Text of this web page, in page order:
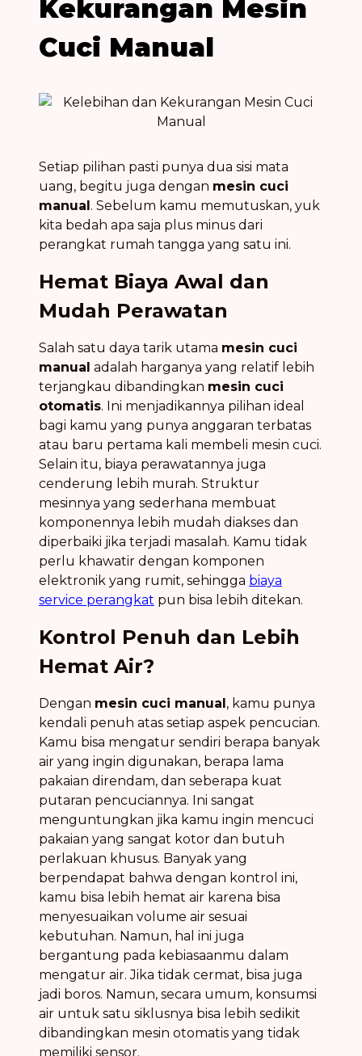
Kekurangan Mesin
Cuci Manual
Setiap pilihan pasti punya dua sisi mata
uang, begitu juga dengan mesin cuci
manual. Sebelum kamu memutuskan, yuk
kita bedah apa saja plus minus dari
perangkat rumah tangga yang satu ini.
Hemat Biaya Awal dan
Mudah Perawatan
Salah satu daya tarik utama mesin cuci
manual adalah harganya yang relatif lebih
terjangkau dibandingkan mesin cuci
otomatis. Ini menjadikannya pilihan ideal
bagi kamu yang punya anggaran terbatas
atau baru pertama kali membeli mesin cuci.
Selain itu, biaya perawatannya juga
cenderung lebih murah. Struktur
mesinnya yang sederhana membuat
komponennya lebih mudah diakses dan
diperbaiki jika terjadi masalah. Kamu tidak
perlu khawatir dengan komponen
elektronik yang rumit, sehingga biaya
service perangkat pun bisa lebih ditekan.
Kontrol Penuh dan Lebih
Hemat Air?
Dengan mesin cuci manual, kamu punya
kendali penuh atas setiap aspek pencucian.
Kamu bisa mengatur sendiri berapa banyak
air yang ingin digunakan, berapa lama
pakaian direndam, dan seberapa kuat
putaran pencuciannya. Ini sangat
menguntungkan jika kamu ingin mencuci
pakaian yang sangat kotor dan butuh
perlakuan khusus. Banyak yang
berpendapat bahwa dengan kontrol ini,
kamu bisa lebih hemat air karena bisa
menyesuaikan volume air sesuai
kebutuhan. Namun, hal ini juga
bergantung pada kebiasaanmu dalam
mengatur air. Jika tidak cermat, bisa juga
jadi boros. Namun, secara umum, konsumsi
air untuk satu siklusnya bisa lebih sedikit
dibandingkan mesin otomatis yang tidak
memiliki sensor.